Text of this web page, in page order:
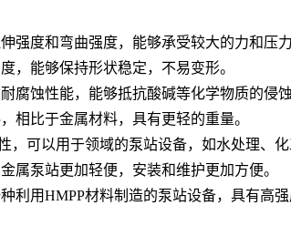
强度和弯曲强度，能够承受较大的力和压力
，能够保持形状稳定，不易变形。
腐蚀性能，能够抵抗酸碱等化学物质的侵蚀
相比于金属材料，具有更轻的重量。
，可以用于领域的泵站设备，如水处理、
属泵站更加轻便，安装和维护更加方便。
利用HMPP材料制造的泵站设备，具有高